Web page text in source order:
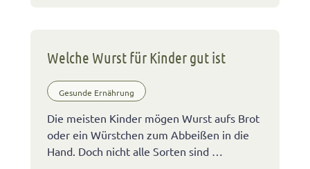
Welche Wurst für Kinder gut ist
Gesunde Ernährung
Die meisten Kinder mögen Wurst aufs Brot
oder ein Würstchen zum Abbeißen in die
Hand. Doch nicht alle Sorten sind …